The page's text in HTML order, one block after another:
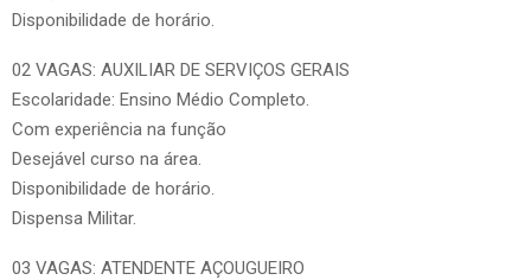
Disponibilidade de horário.
02 VAGAS: AUXILIAR DE SERVIÇOS GERAIS
Escolaridade: Ensino Médio Completo.
Com experiência na função
Desejável curso na área.
Disponibilidade de horário.
Dispensa Militar.
03 VAGAS: ATENDENTE AÇOUGUEIRO